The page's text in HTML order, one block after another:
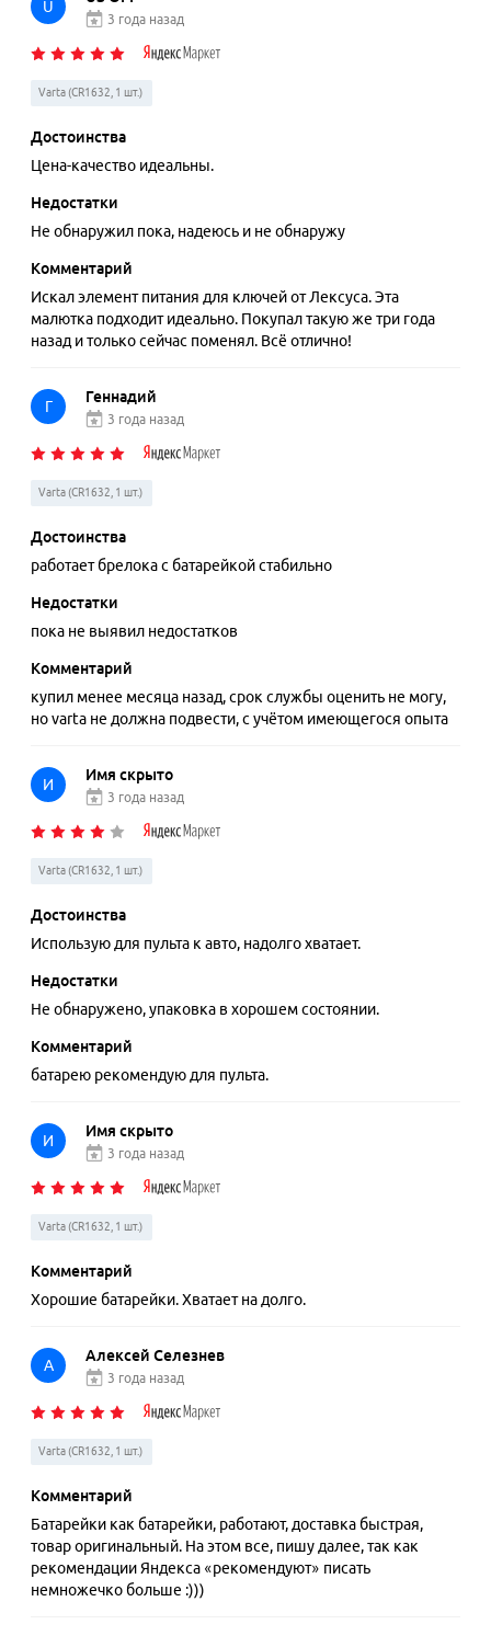
U
3 года назад
Varta (CR1632, 1 шт.)
Достоинства
Цена-качество идеальны.
Недостатки
Не обнаружил пока, надеюсь и не обнаружу
Комментарий
Искал элемент питания для ключей от Лексуса. Эта
малютка подходит идеально. Покупал такую же три года
назад и только сейчас поменял. Всё отлично!
Г
Геннадий
3 года назад
Varta (CR1632, 1 шт.)
Достоинства
работает брелока с батарейкой стабильно
Недостатки
пока не выявил недостатков
Комментарий
купил менее месяца назад, срок службы оценить не могу,
но varta не должна подвести, с учётом имеющегося опыта
И
Имя скрыто
3 года назад
Varta (CR1632, 1 шт.)
Достоинства
Использую для пульта к авто, надолго хватает.
Недостатки
Не обнаружено, упаковка в хорошем состоянии.
Комментарий
батарею рекомендую для пульта.
И
Имя скрыто
3 года назад
Varta (CR1632, 1 шт.)
Комментарий
Хорошие батарейки. Хватает на долго.
А
Алексей Селезнев
3 года назад
Varta (CR1632, 1 шт.)
Комментарий
Батарейки как батарейки, работают, доставка быстрая,
товар оригинальный. На этом все, пишу далее, так как
рекомендации Яндекса «рекомендуют» писать
немножечко больше :)))